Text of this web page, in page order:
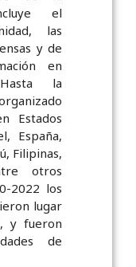
el
las
y de
en
Hasta la
Estados
España,
Filipinas,
otros
2022 los
lugar
y fueron
de